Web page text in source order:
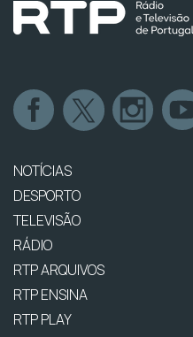
NOTÍCIAS
DESPORTO
TELEVISÃO
RÁDIO
RTP ARQUIVOS
RTP ENSINA
RTP PLAY